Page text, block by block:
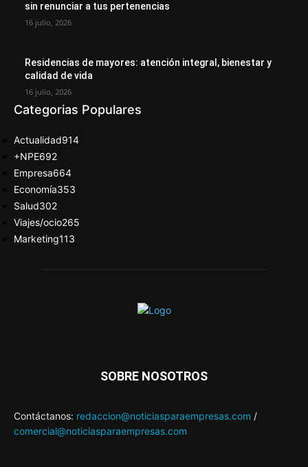
sin renunciar a tus pertenencias
16 julio, 2026
Residencias de mayores: atención integral, bienestar y
calidad de vida
16 julio, 2026
Categorias Populares
Actualidad914
+NPE692
Empresa664
Economía353
Salud302
Viajes/ocio265
Marketing113
SOBRE NOSOTROS
Contáctanos: redaccion@noticiasparaempresas.com /
comercial@noticiasparaempresas.com